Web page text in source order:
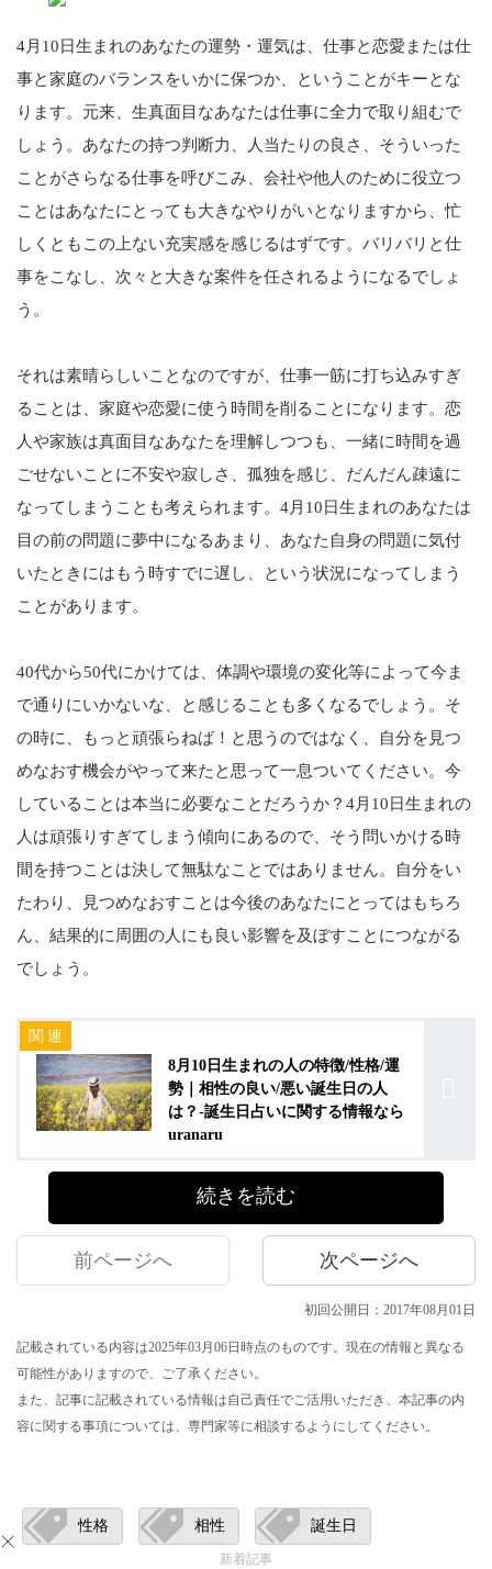
4月10日生まれのあなたの運勢・運気は、仕事と恋愛または仕
事と家庭のバランスをいかに保つか、ということがキーとな
ります。元来、生真面目なあなたは仕事に全力で取り組むで
しょう。あなたの持つ判断力、人当たりの良さ、そういった
ことがさらなる仕事を呼びこみ、会社や他人のために役立つ
ことはあなたにとっても大きなやりがいとなりますから、忙
しくともこの上ない充実感を感じるはずです。バリバリと仕
事をこなし、次々と大きな案件を任されるようになるでしょ
う。
それは素晴らしいことなのですが、仕事一筋に打ち込みすぎ
ることは、家庭や恋愛に使う時間を削ることになります。恋
人や家族は真面目なあなたを理解しつつも、一緒に時間を過
ごせないことに不安や寂しさ、孤独を感じ、だんだん疎遠に
なってしまうことも考えられます。4月10日生まれのあなたは
目の前の問題に夢中になるあまり、あなた自身の問題に気付
いたときにはもう時すでに遅し、という状況になってしまう
ことがあります。
40代から50代にかけては、体調や環境の変化等によって今ま
で通りにいかないな、と感じることも多くなるでしょう。そ
の時に、もっと頑張らねば！と思うのではなく、自分を見つ
めなおす機会がやって来たと思って一息ついてください。今
していることは本当に必要なことだろうか？4月10日生まれの
人は頑張りすぎてしまう傾向にあるので、そう問いかける時
間を持つことは決して無駄なことではありません。自分をい
たわり、見つめなおすことは今後のあなたにとってはもちろ
ん、結果的に周囲の人にも良い影響を及ぼすことにつながる
でしょう。
8月10日生まれの人の特徴/性格/運
勢｜相性の良い/悪い誕生日の人
は？-誕生日占いに関する情報なら
uranaru
続きを読む
前ページへ 次ページへ
初回公開日：2017年08月01日
記載されている内容は2025年03月06日時点のものです。現在の情報と異なる
可能性がありますので、ご了承ください。
また、記事に記載されている情報は自己責任でご活用いただき、本記事の内
容に関する事項については、専門家等に相談するようにしてください。
性格 相性 誕生日
新着記事